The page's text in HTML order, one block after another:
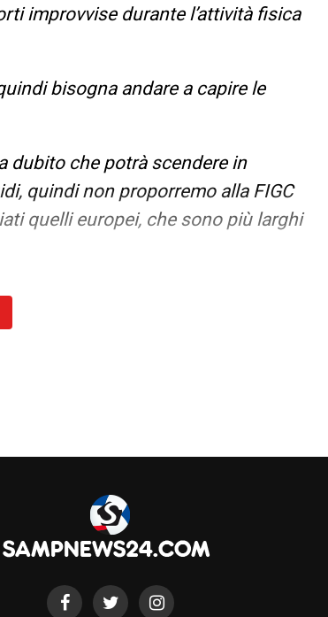
improvvise durante l’attività fisica
bisogna andare a capire le
dubito che potrà scendere in
quindi non proporremo alla FIGC
quelli europei, che sono più larghi